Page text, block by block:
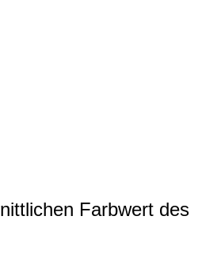
Farbwert des